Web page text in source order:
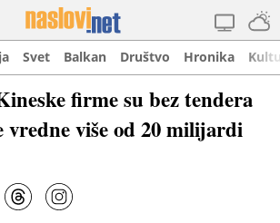
Svet Balkan Društvo Hronika
firme su bez tendera
vredne više od 20 milijardi